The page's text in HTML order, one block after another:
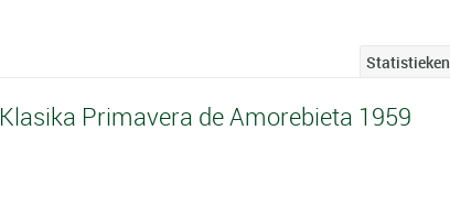
Statistieken
Klasika Primavera de Amorebieta 1959